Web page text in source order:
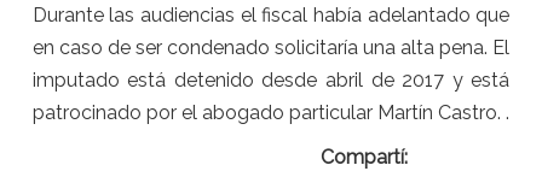
Durante las audiencias el fiscal había adelantado que
en caso de ser condenado solicitaría una alta pena. El
imputado está detenido desde abril de 2017 y está
patrocinado por el abogado particular Martín Castro. .
Compartí: